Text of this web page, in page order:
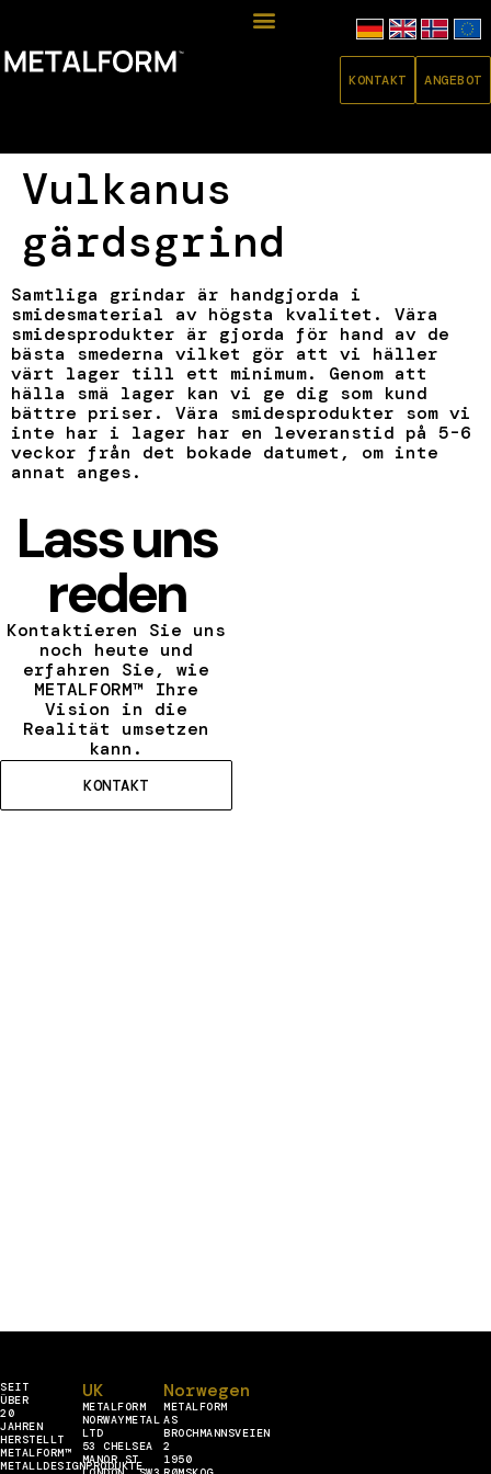
KONTAKT ANGEBOT
Vulkanus
gärdsgrind
Samtliga grindar är handgjorda i
smidesmaterial av högsta kvalitet. Vära
smidesprodukter är gjorda för hand av de
bästa smederna vilket gör att vi häller
värt lager till ett minimum. Genom att
hälla smä lager kan vi ge dig som kund
bättre priser. Vära smidesprodukter som vi
inte har i lager har en leveranstid på 5-6
veckor från det bokade datumet, om inte
annat anges.
Lass uns
reden
Kontaktieren Sie uns
noch heute und
erfahren Sie, wie
METALFORM™ Ihre
Vision in die
Realität umsetzen
kann.
KONTAKT
SEIT
ÜBER
20
JAHREN
HERSTELLT
METALFORM™
METALLDESIGNPRODUKTE
UK
METALFORM
NORWAYMETAL
LTD
53 CHELSEA
MANOR ST
Norwegen
METALFORM
AS
BROCHMANNSVEIEN
2
1950